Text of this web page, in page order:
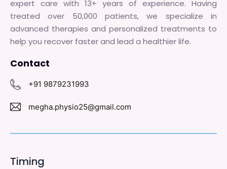
expert care with 13+ years of experience. Having
treated over 50,000 patients, we specialize in
advanced therapies and personalized treatments to
help you recover faster and lead a healthier life.
Contact
+91 9879231993
megha.physio25@gmail.com
Timing